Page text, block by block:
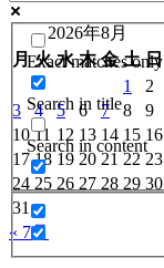
Exact matches only
Search in title
Search in content
2026年8月
月 火 水 木 金 土 日
1
2
3
4 5 6 7 8
9
10 11 12 13 14 15 16
17 18 19 20 21 22 23
24 25 26 27 28 29 30
31
« 7月